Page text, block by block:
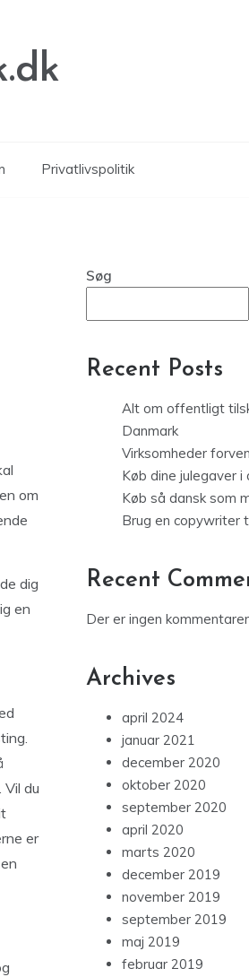
Privatlivspolitik
om
dig
en
du
er
Søg
Recent Posts
Alt om offentligt
Danmark
Virksomheder
Køb dine julegaver
Køb så dansk som
Brug en copywriter
Recent
Der er ingen
Archives
april 2024
januar 2021
december 2020
oktober 2020
september 2020
april 2020
marts 2020
december 2019
november 2019
september 2019
maj 2019
februar 2019